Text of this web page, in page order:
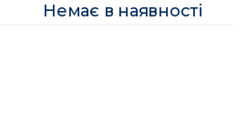
Немає в наявності